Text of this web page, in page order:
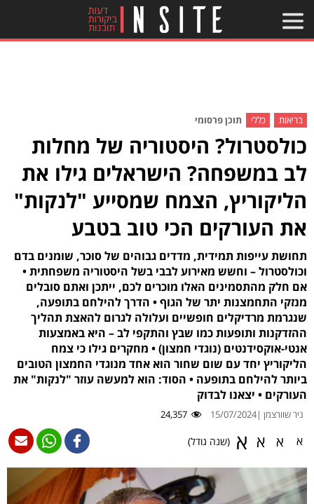
בריאות כללי תוכן פרסומי
כולסטרול? היסטוריה של מחלות
לב במשפחה? הישראלים גילו את
הליקוריץ, הצמח שמסייע "לנקות"
את העורקים הכי טוב בטבע
תחושת עייפות תמידית, מדדים גבוהים של סוכר, שומנים בדם
וכולסטרול – וחשש מאירוע לבבי בשל היסטוריה משפחתית •
אם חלק מהתסמינים האלו מוכרים לכם, ייתכן ואתם סובלים
מנזקי התחמצנות יתר של הגוף • הדרך להילחם בתופעה,
שנגרמת מרדיקלים חופשיים ועלולה לגרום להאצת תהליך
ההזדקנות ותופעות כמו שבץ והתקפי לב – היא באמצעות
אנטי-אוקסידנטים (נוגדי חמצון) • מחקרים גילו כי צמח
הליקוריץ יחד עם שום שחור הוא אחד מנוגדי החמצון הטובים
ביותר להילחם בתופעה • הסוד: הוא למעשה עוזר "לנקות" את
העורקים • יצאנו לבדוק
ניר שוורצמן |15/07/2024
24,357
א א א א (שנה גודל)